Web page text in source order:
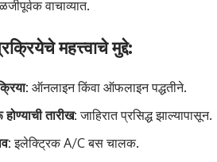
वाचाव्यात.
महत्त्वाचे मुद्दे:
ऑनलाइन किंवा ऑफलाइन पद्धतीने.
तारीख: जाहिरात प्रसिद्ध झाल्यापासून.
इलेक्ट्रिक A/C बस चालक.